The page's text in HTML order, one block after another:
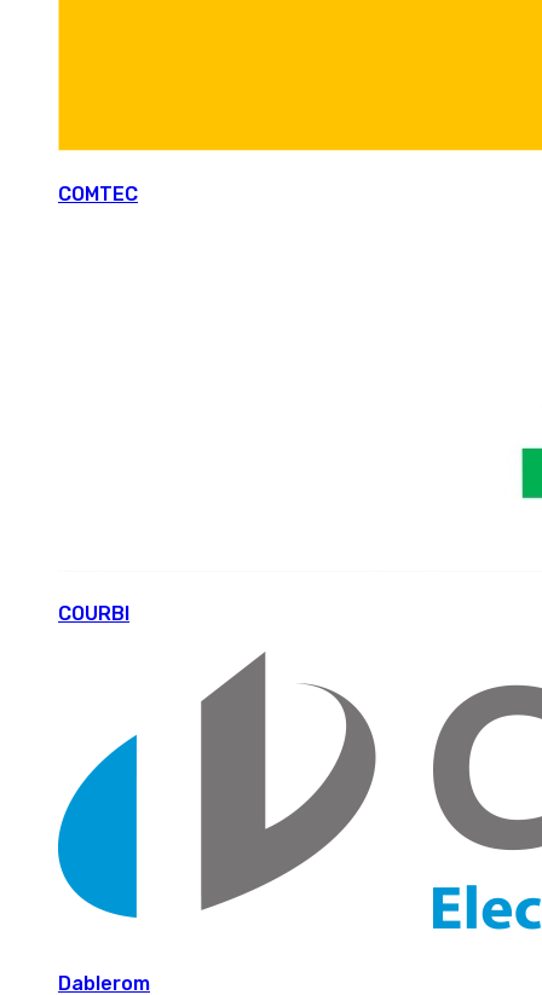
COMTEC
COURBI
Dablerom